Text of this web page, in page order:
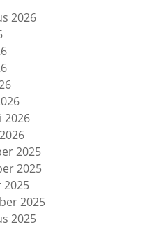
2026
2026
2025
2025
2025
2025